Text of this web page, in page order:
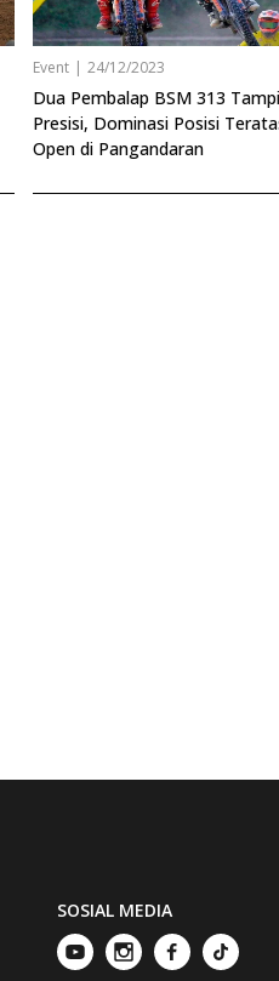
Event | 24/12/2023
Dua Pembalap BSM 313
Presisi, Dominasi Posisi
Open di Pangandaran
SOSIAL MEDIA